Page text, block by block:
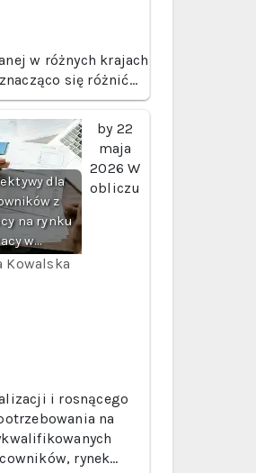
w różnych krajach
się różnić…
dla
z
na rynku
w…
by
Kowalska
22
maja
2026 W
obliczu
i rosnącego
na
rynek…